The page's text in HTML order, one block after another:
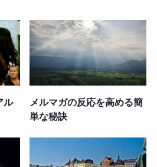
ル
メルマガの反応を高める簡
単な秘訣